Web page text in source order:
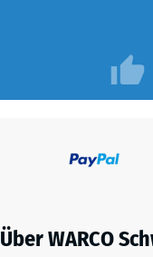
Über WARCO